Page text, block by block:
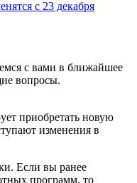
с вами в ближайшее
вопросы.
приобретать новую
изменения в
Если вы ранее
программ, то